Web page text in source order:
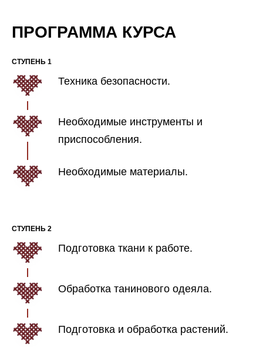
ПРОГРАММА КУРСА
СТУПЕНЬ 1
Техника безопасности.
Необходимые инструменты и
приспособления.
Необходимые материалы.
СТУПЕНЬ 2
Подготовка ткани к работе.
Обработка танинового одеяла.
Подготовка и обработка растений.